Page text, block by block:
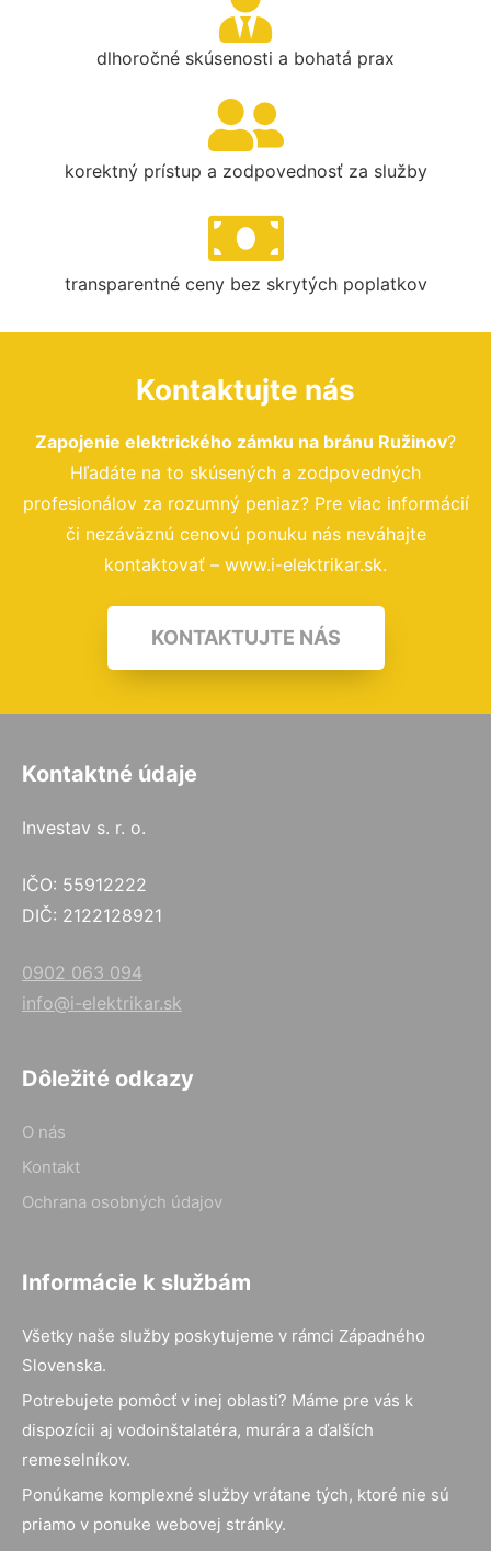
dlhoročné skúsenosti a bohatá prax
korektný prístup a zodpovednosť za služby
transparentné ceny bez skrytých poplatkov
Kontaktujte nás
Zapojenie elektrického zámku na bránu Ružinov?
Hľadáte na to skúsených a zodpovedných
profesionálov za rozumný peniaz? Pre viac informácií
či nezáväznú cenovú ponuku nás neváhajte
kontaktovať – www.i-elektrikar.sk.
KONTAKTUJTE NÁS
Kontaktné údaje
Investav s. r. o.
IČO: 55912222
DIČ: 2122128921
0902 063 094
info@i-elektrikar.sk
Dôležité odkazy
O nás
Kontakt
Ochrana osobných údajov
Informácie k službám
Všetky naše služby poskytujeme v rámci Západného
Slovenska.
Potrebujete pomôcť v inej oblasti? Máme pre vás k
dispozícii aj vodoinštalatéra, murára a ďalších
remeselníkov.
Ponúkame komplexné služby vrátane tých, ktoré nie sú
priamo v ponuke webovej stránky.